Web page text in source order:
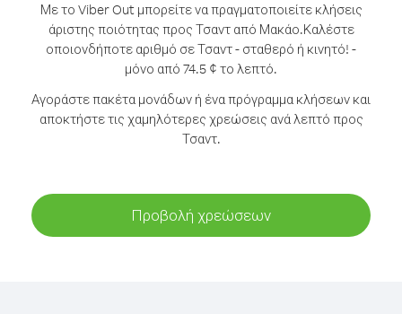
Με το Viber Out μπορείτε να πραγματοποιείτε κλήσεις
άριστης ποιότητας προς Τσαντ από Μακάο.Καλέστε
οποιονδήποτε αριθμό σε Τσαντ - σταθερό ή κινητό! -
μόνο από 74.5 ¢ το λεπτό.
Αγοράστε πακέτα μονάδων ή ένα πρόγραμμα κλήσεων και
αποκτήστε τις χαμηλότερες χρεώσεις ανά λεπτό προς
Τσαντ.
Προβολή χρεώσεων